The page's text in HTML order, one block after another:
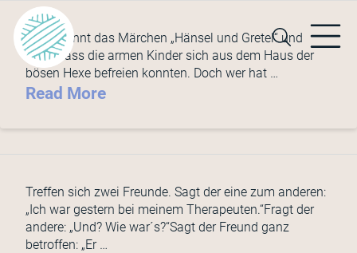
Jeder kennt das Märchen „Hänsel und Gretel“ und
weiß, dass die armen Kinder sich aus dem Haus der
bösen Hexe befreien konnten. Doch wer hat …
Read More
Treffen sich zwei Freunde. Sagt der eine zum anderen:
„Ich war gestern bei meinem Therapeuten.“Fragt der
andere: „Und? Wie war´s?“Sagt der Freund ganz
betroffen: „Er …